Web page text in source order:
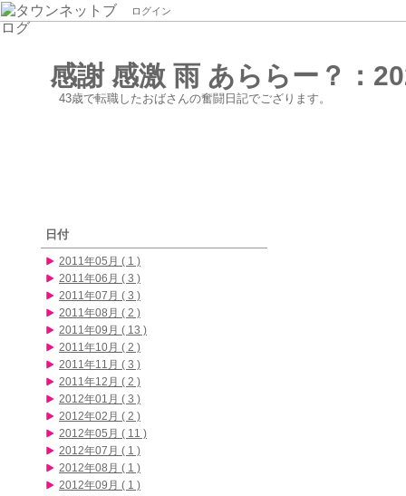
ログイン
感謝 感激 雨 あららー？：
43歳で転職したおばさんの奮闘日記でござります。
日付
2011年05月 ( 1 )
2011年06月 ( 3 )
2011年07月 ( 3 )
2011年08月 ( 2 )
2011年09月 ( 13 )
2011年10月 ( 2 )
2011年11月 ( 3 )
2011年12月 ( 2 )
2012年01月 ( 3 )
2012年02月 ( 2 )
2012年05月 ( 11 )
2012年07月 ( 1 )
2012年08月 ( 1 )
2012年09月 ( 1 )